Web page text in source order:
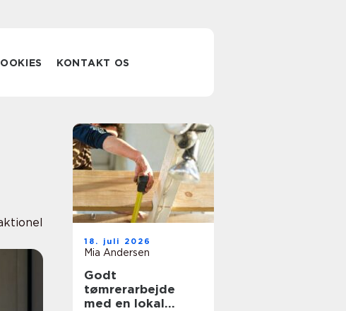
KONTAKT OS
18. juli 2026
Mia Andersen
Godt
tømrerarbejde
med en lokal